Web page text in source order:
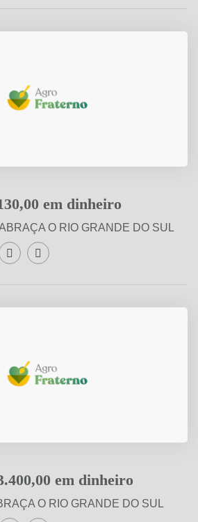
em dinheiro
O RIO GRANDE DO SUL
WhatsApp
Compartilhar Facebook
Compartilhar Twitter
em dinheiro
O RIO GRANDE DO SUL